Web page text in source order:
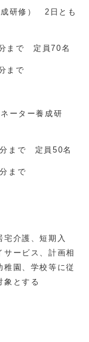
成研修） 2日とも
で 定員70名
まで
ーター養成研
で 定員50名
まで
介護、短期入
サービス、計画相
稚園、学校等に従
象とする